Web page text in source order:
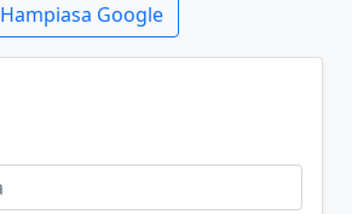
Hampiasa Google